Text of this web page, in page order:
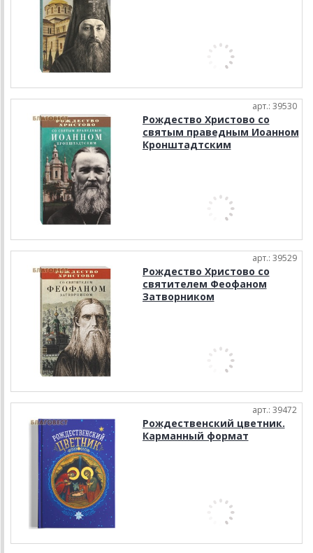
арт.: 39530
Рождество Христово со
святым праведным Иоанном
Кронштадтским
арт.: 39529
Рождество Христово со
святителем Феофаном
Затворником
арт.: 39472
Рождественский цветник.
Карманный формат